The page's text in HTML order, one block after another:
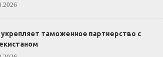
таможенное партнерство с